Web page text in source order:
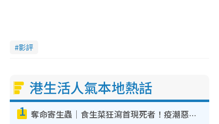
影評
港生活人氣本地熱話
1 奪命寄生蟲｜食生菜狂瀉首現死者！疫潮惡化錄1.8萬宗病例 揭洗菜3大謬誤